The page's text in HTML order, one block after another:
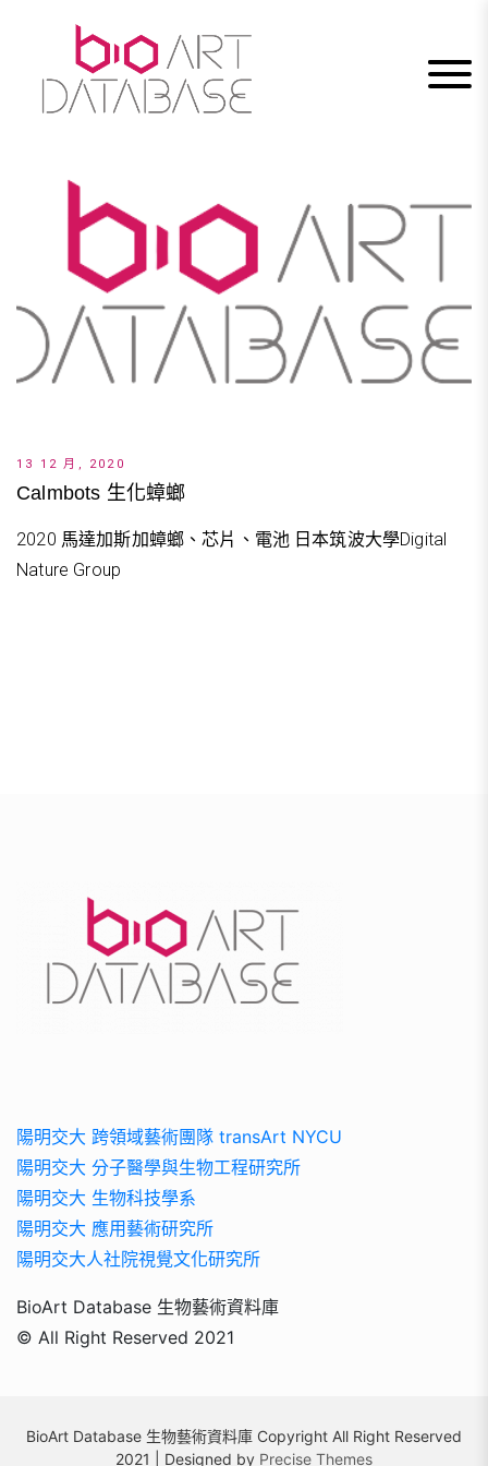
13 12 月, 2020
Calmbots 生化蟑螂
2020 馬達加斯加蟑螂、芯片、電池 日本筑波大學Digital
Nature Group
陽明交大 跨領域藝術團隊 transArt NYCU
陽明交大 分子醫學與生物工程研究所
陽明交大 生物科技學系
陽明交大 應用藝術研究所
陽明交大人社院視覺文化研究所
BioArt Database 生物藝術資料庫
© All Right Reserved 2021
BioArt Database 生物藝術資料庫 Copyright All Right Reserved
2021 | Designed by Precise Themes